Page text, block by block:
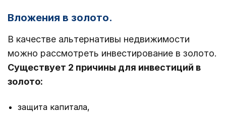
Вложения в золото.
В качестве альтернативы недвижимости
можно рассмотреть инвестирование в золото.
Существует 2 причины для инвестиций в
золото:
защита капитала,